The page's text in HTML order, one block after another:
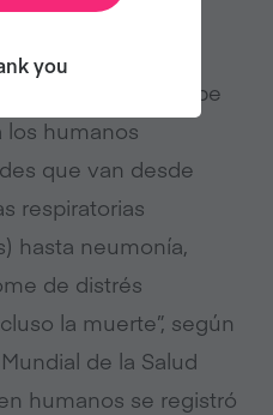
como la gripe
los humanos
que van desde
respiratorias
hasta neumonía,
de distrés
la muerte”, según
de la Salud
humanos se registró
you